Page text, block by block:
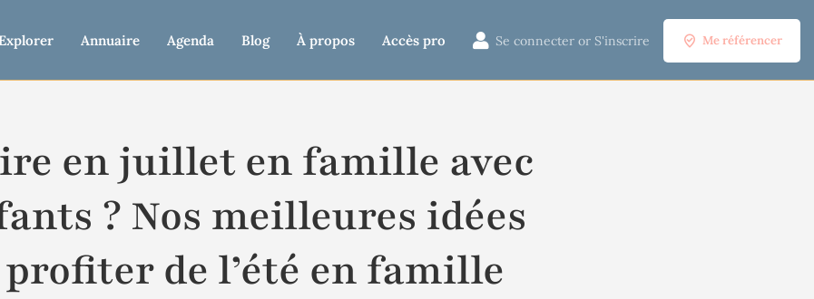
Annuaire Agenda Blog À propos Accès pro Se connecter or S'inscrire Me référencer
en juillet en famille avec
? Nos meilleures idées
de l’été en famille